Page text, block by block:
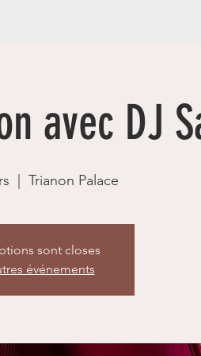
avec DJ
Trianon Palace
sont closes
événements